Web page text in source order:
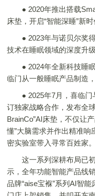
● 2020年推出搭载
床垫，开启“智能深睡”新时
● 2023年与诺贝尔奖得
技术在睡眠领域的深度升
● 2024年全新科技睡眠
临门从一般睡眠产品制造
● 2025年7月，喜临门
订独家战略合作，发布全
BrainCo”AI床垫，不仅让
懂”大脑需求并作出精准
密实验室带入寻常百姓家。
这一系列深耕布局已初
示，全年功能智能产品线
品牌“aise宝褓”系列AI智